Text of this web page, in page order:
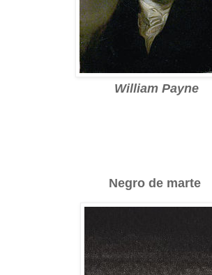
William Payne
Negro de marte